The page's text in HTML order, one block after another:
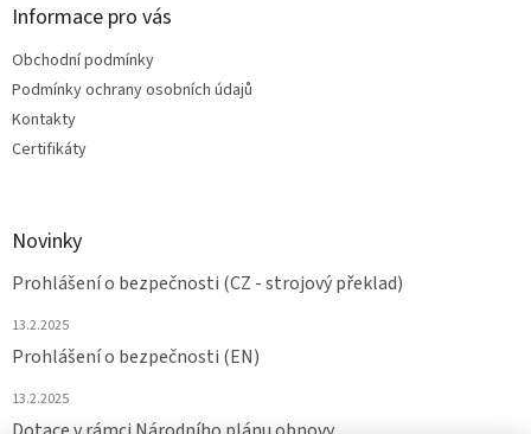
Informace pro vás
Obchodní podmínky
Podmínky ochrany osobních údajů
Kontakty
Certifikáty
Novinky
Prohlášení o bezpečnosti (CZ - strojový překlad)
13.2.2025
Prohlášení o bezpečnosti (EN)
13.2.2025